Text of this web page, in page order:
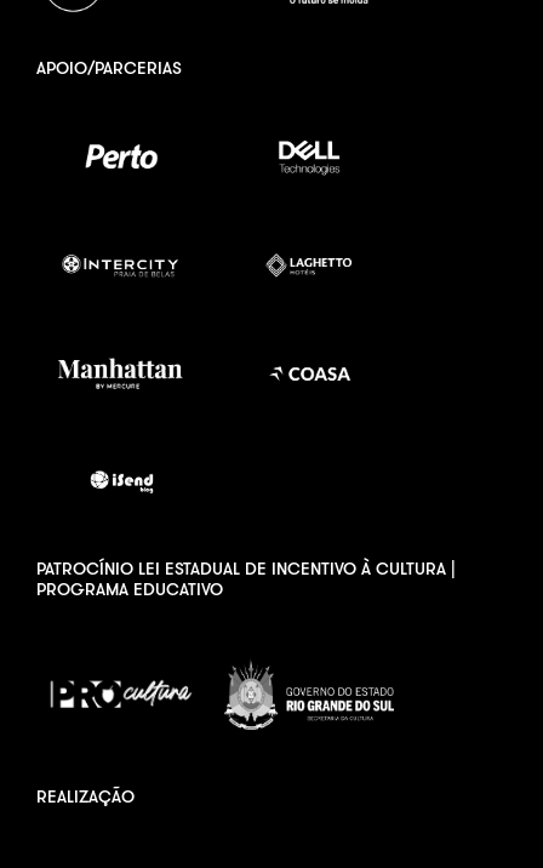
APOIO/PARCERIAS
PATROCÍNIO LEI ESTADUAL DE INCENTIVO À CULTURA |
PROGRAMA EDUCATIVO
REALIZAÇÃO